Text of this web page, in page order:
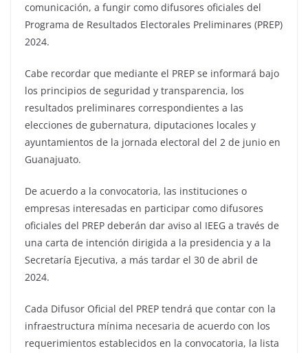
comunicación, a fungir como difusores oficiales del
Programa de Resultados Electorales Preliminares (PREP)
2024.
Cabe recordar que mediante el PREP se informará bajo
los principios de seguridad y transparencia, los
resultados preliminares correspondientes a las
elecciones de gubernatura, diputaciones locales y
ayuntamientos de la jornada electoral del 2 de junio en
Guanajuato.
De acuerdo a la convocatoria, las instituciones o
empresas interesadas en participar como difusores
oficiales del PREP deberán dar aviso al IEEG a través de
una carta de intención dirigida a la presidencia y a la
Secretaría Ejecutiva, a más tardar el 30 de abril de
2024.
Cada Difusor Oficial del PREP tendrá que contar con la
infraestructura mínima necesaria de acuerdo con los
requerimientos establecidos en la convocatoria, la lista